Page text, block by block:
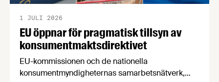
EU öppnar för pragmatisk tillsyn av
konsumentmaktsdirektivet
1 JULI 2026
EU-kommissionen och de nationella
konsumentmyndigheternas samarbetsnätverk,